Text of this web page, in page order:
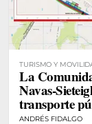
TURISMO Y
La
Navas-
transporte
ANDRÉS FIDALGO